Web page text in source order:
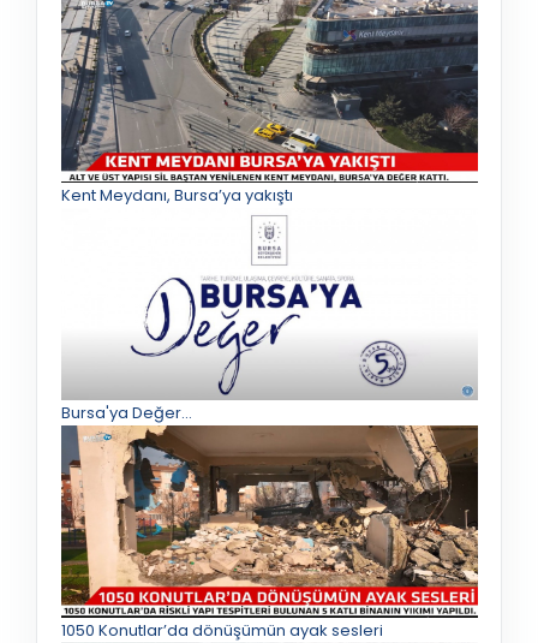
Kent Meydanı, Bursa’ya yakıştı
Bursa'ya Değer...
1050 Konutlar’da dönüşümün ayak sesleri